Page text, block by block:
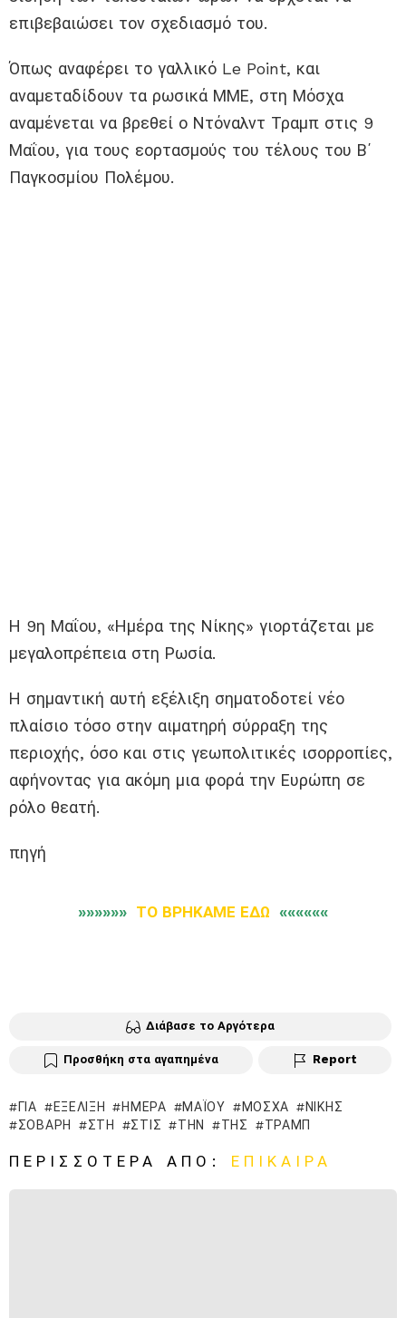
επιβεβαιώσει τον σχεδιασμό του.
Όπως αναφέρει το γαλλικό Le Point, και
αναμεταδίδουν τα ρωσικά ΜΜΕ, στη Μόσχα
αναμένεται να βρεθεί ο Ντόναλντ Τραμπ στις 9
Μαΐου, για τους εορτασμούς του τέλους του Β΄
Παγκοσμίου Πολέμου.
Η 9η Μαΐου, «Ημέρα της Νίκης» γιορτάζεται με
μεγαλοπρέπεια στη Ρωσία.
Η σημαντική αυτή εξέλιξη σηματοδοτεί νέο
πλαίσιο τόσο στην αιματηρή σύρραξη της
περιοχής, όσο και στις γεωπολιτικές ισορροπίες,
αφήνοντας για ακόμη μια φορά την Ευρώπη σε
ρόλο θεατή.
πηγή
»»»»»» ΤΟ ΒΡΗΚΑΜΕ ΕΔΩ ««««««
Διάβασε το Αργότερα
Προσθήκη στα αγαπημένα Report
ΓΙΑ ΕΞΈΛΙΞΗ ΗΜΈΡΑ ΜΑΪ́ΟΥ ΜΌΣΧΑ
ΝΊΚΗΣ
ΣΟΒΑΡΉ
ΣΤΗ ΣΤΙΣ ΤΗΝ ΤΗΣ ΤΡΑΜΠ
ΠΕΡΙΣΣΌΤΕΡΑ ΑΠΌ: ΕΠΊΚΑΙΡΑ